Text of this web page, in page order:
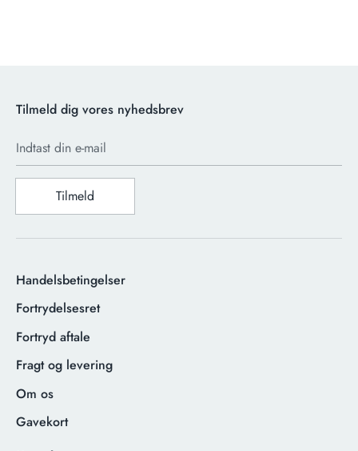
Tilmeld dig vores nyhedsbrev
Indtast din e-mail
Tilmeld
Handelsbetingelser
Fortrydelsesret
Fortryd aftale
Fragt og levering
Om os
Gavekort